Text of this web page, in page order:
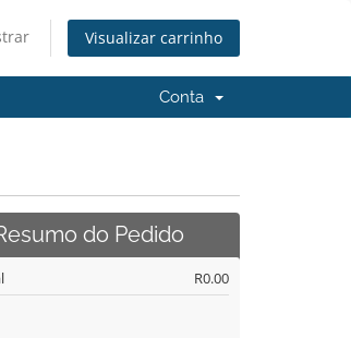
Visualizar carrinho
Conta
do Pedido
R0.00